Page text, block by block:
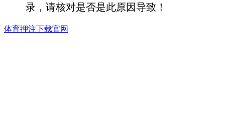
录，请核对是否是此原因导致！
体育押注下载官网